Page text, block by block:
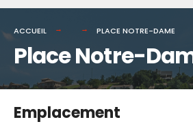
ACCUEIL PLACE NOTRE-DAME
Place Notre-
Emplacement